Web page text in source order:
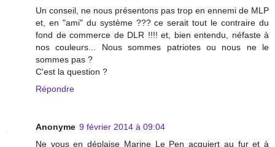
Un conseil, ne nous présentons pas trop en ennemi de MLP
et, en "ami" du système ??? ce serait tout le contraire du
fond de commerce de DLR !!!! et, bien entendu, néfaste à
nos couleurs... Nous sommes patriotes ou nous ne le
sommes pas ?
C'est la question ?
Répondre
Anonyme 9 février 2014 à 09:04
Ne vous en déplaise Marine Le Pen acquiert au fur et à